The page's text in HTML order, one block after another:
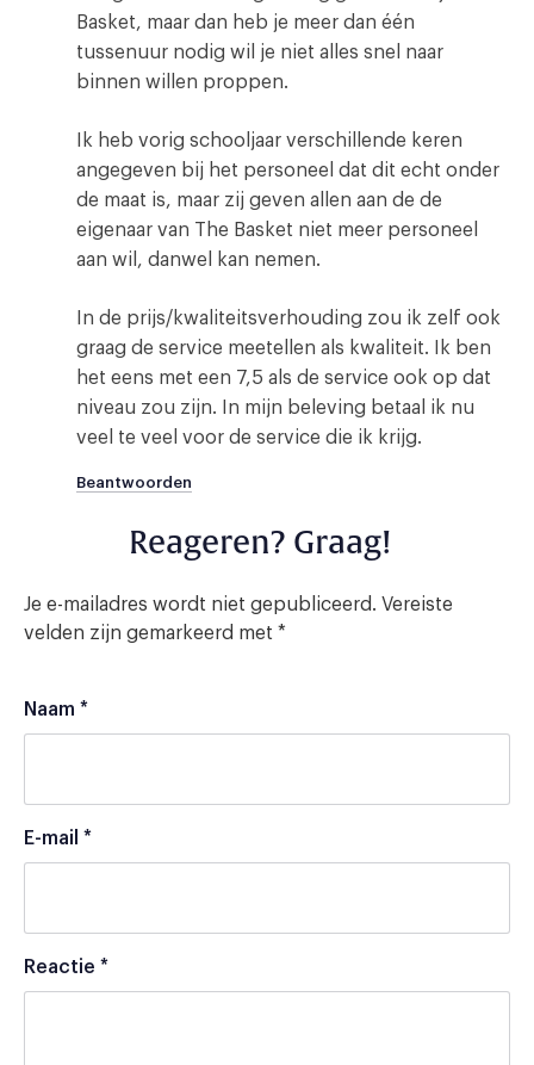
Basket, maar dan heb je meer dan één
tussenuur nodig wil je niet alles snel naar
binnen willen proppen.
Ik heb vorig schooljaar verschillende keren
angegeven bij het personeel dat dit echt onder
de maat is, maar zij geven allen aan de de
eigenaar van The Basket niet meer personeel
aan wil, danwel kan nemen.
In de prijs/kwaliteitsverhouding zou ik zelf ook
graag de service meetellen als kwaliteit. Ik ben
het eens met een 7,5 als de service ook op dat
niveau zou zijn. In mijn beleving betaal ik nu
veel te veel voor de service die ik krijg.
Beantwoorden
Reageren? Graag!
Je e-mailadres wordt niet gepubliceerd. Vereiste
velden zijn gemarkeerd met *
Naam *
E-mail *
Reactie *